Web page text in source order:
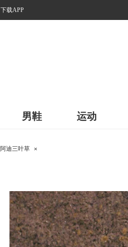
下载APP
男鞋 运动
阿迪三叶草 ×